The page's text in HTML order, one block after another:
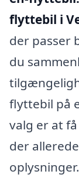
flyttebil i
der passer
du
flyttebil på
valg er at
der
oplysninger.